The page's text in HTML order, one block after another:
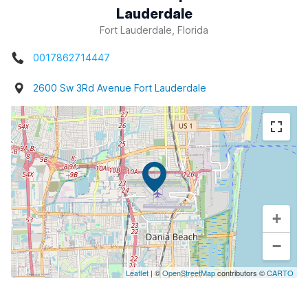
Lauderdale
Fort Lauderdale, Florida
0017862714447
2600 Sw 3Rd Avenue Fort Lauderdale
+
−
Leaflet | ©OpenStreetMapcontributors ©CARTO